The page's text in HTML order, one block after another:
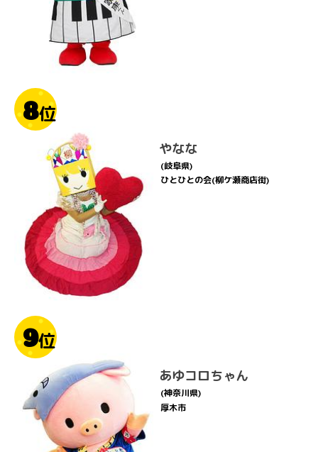
8位
やなな
(岐阜県)
ひとひとの会(柳ケ瀬商店街)
9位
あゆコロちゃん
(神奈川県)
厚木市